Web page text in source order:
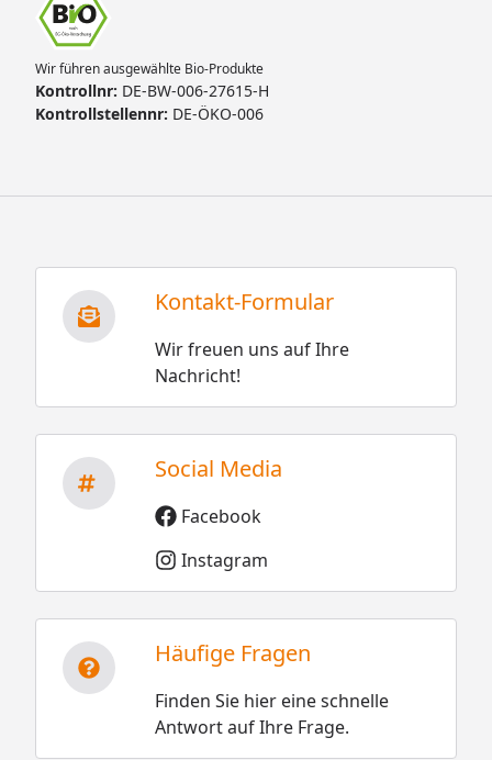
Wir führen ausgewählte Bio-Produkte
Kontrollnr: DE-BW-006-27615-H
Kontrollstellennr: DE-ÖKO-006
Kontakt-Formular
Wir freuen uns auf Ihre
Nachricht!
Social Media
Facebook
Instagram
Häufige Fragen
Finden Sie hier eine schnelle
Antwort auf Ihre Frage.